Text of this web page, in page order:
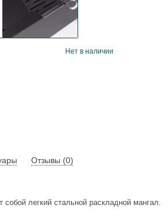
Нет в наличии
Отзывы (0)
собой легкий стальной раскладной мангал.